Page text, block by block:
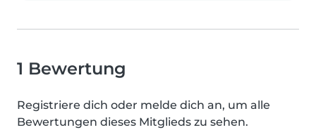
1 Bewertung
Registriere dich oder melde dich an, um alle
Bewertungen dieses Mitglieds zu sehen.